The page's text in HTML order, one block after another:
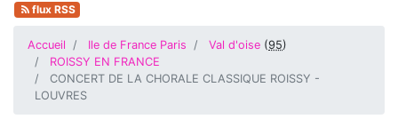
flux RSS
Accueil Ile de France Paris Val d'oise (95)
ROISSY EN FRANCE
CONCERT DE LA CHORALE CLASSIQUE ROISSY -
LOUVRES